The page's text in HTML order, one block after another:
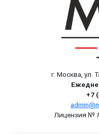
г. Москва, ул.
+7
Лицензия №